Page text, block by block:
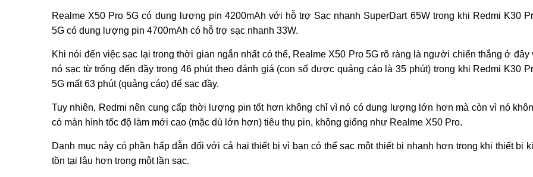
Realme X50 Pro 5G có dung lượng pin 4200mAh với hỗ trợ Sạc nhanh SuperDart 65W trong khi Redmi K30
5G có dung lượng pin 4700mAh có hỗ trợ sạc nhanh 33W.
Khi nói đến việc sạc lại trong thời gian ngắn nhất có thể, Realme X50 Pro 5G rõ ràng là người chiến thắng ở đây
nó sạc từ trống đến đầy trong 46 phút theo đánh giá (con số được quảng cáo là 35 phút) trong khi Redmi K30
5G mất 63 phút (quảng cáo) để sạc đầy.
Tuy nhiên, Redmi nên cung cấp thời lượng pin tốt hơn không chỉ vì nó có dung lượng lớn hơn mà còn vì nó
có màn hình tốc độ làm mới cao (mặc dù lớn hơn) tiêu thụ pin, không giống như Realme X50 Pro.
Danh mục này có phần hấp dẫn đối với cả hai thiết bị vì bạn có thể sạc một thiết bị nhanh hơn trong khi thiết bị
tồn tại lâu hơn trong một lần sạc.